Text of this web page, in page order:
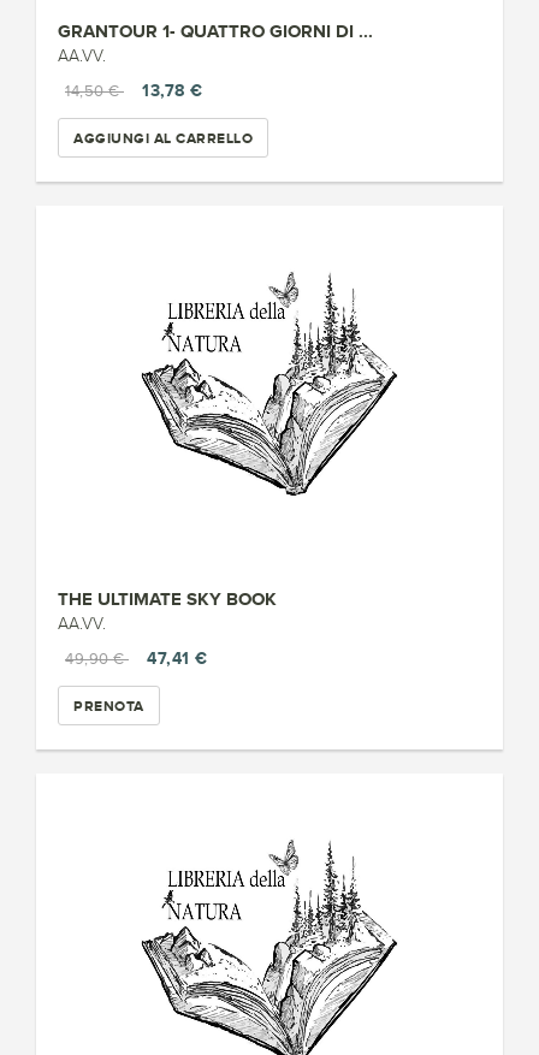
GRANTOUR 1- QUATTRO GIORNI DI ...
AA.VV.
14,50 €
13,78 €
AGGIUNGI AL CARRELLO
THE ULTIMATE SKY BOOK
AA.VV.
49,90 €
47,41 €
PRENOTA